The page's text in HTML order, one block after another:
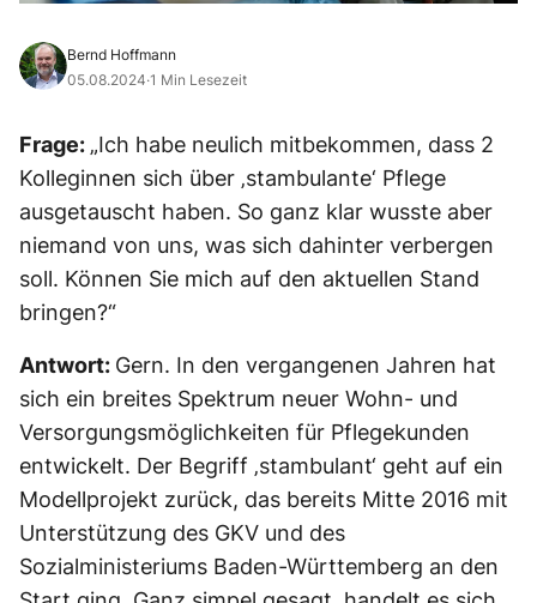
Bernd Hoffmann
05.08.2024·1 Min Lesezeit
Frage: „Ich habe neulich mitbekommen, dass 2
Kolleginnen sich über ‚stambulante‘ Pflege
ausgetauscht haben. So ganz klar wusste aber
niemand von uns, was sich dahinter verbergen
soll. Können Sie mich auf den aktuellen Stand
bringen?“
Antwort: Gern. In den vergangenen Jahren hat
sich ein breites Spektrum neuer Wohn- und
Versorgungsmöglichkeiten für Pflegekunden
entwickelt. Der Begriff ‚stambulant‘ geht auf ein
Modellprojekt zurück, das bereits Mitte 2016 mit
Unterstützung des GKV und des
Sozialministeriums Baden-Württemberg an den